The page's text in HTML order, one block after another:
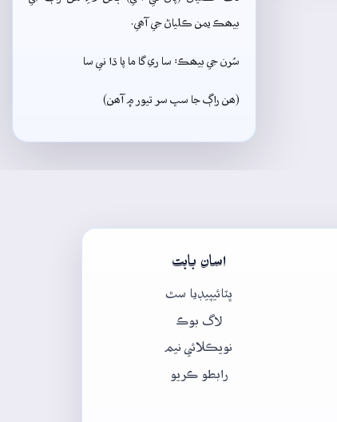
بيھڪ يمن ڪلياڻ جي آھي.
سُرن جي بيھڪ: سا ري گا ما پا ڌا ني سا
(ھن راڳ جا سڀ سر تيور ۾ آھن)
اسان بابت
ڀٽائيپيڊيا سٿ
لاگ بوڪ
نويڪلائي نيم
رابطو ڪريو